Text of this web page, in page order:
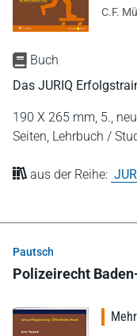
Buch
Das JURIQ
190 X 265 mm, 5.,
Seiten, Lehrbuch /
aus der Reihe:
C.F.
Pautsch
Polizeirecht